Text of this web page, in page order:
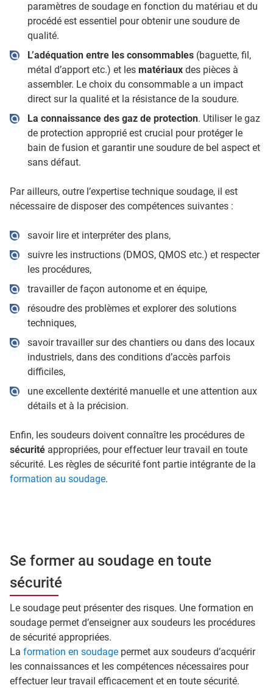
paramètres de soudage en fonction du matériau et du
procédé est essentiel pour obtenir une soudure de
qualité.
L’adéquation entre les consommables(baguette, fil,
métal d’apport etc.) et les matériaux des pièces à
assembler. Le choix du consommable a un impact
direct sur la qualité et la résistance de la soudure.
La connaissance des gaz de protection. Utiliser le gaz
de protection approprié est crucial pour protéger le
bain de fusion et garantir une soudure de bel aspect et
sans défaut.
Par ailleurs, outre l’expertise technique soudage, il est
nécessaire de disposer des compétences suivantes :
savoir lire et interpréter des plans,
suivre les instructions (DMOS, QMOS etc.) et respecter
les procédures,
travailler de façon autonome et en équipe,
résoudre des problèmes et explorer des solutions
techniques,
savoir travailler sur des chantiers ou dans des locaux
industriels, dans des conditions d’accès parfois
difficiles,
une excellente dextérité manuelle et une attention aux
détails et à la précision.
Enfin, les soudeurs doivent connaître les procédures de
sécurité appropriées, pour effectuer leur travail en toute
sécurité. Les règles de sécurité font partie intégrante de la
formation au soudage.
Se former au soudage en toute
sécurité
Le soudage peut présenter des risques. Une formation en
soudage permet d’enseigner aux soudeurs les procédures
de sécurité appropriées.
La formation en soudage permet aux soudeurs d’acquérir
les connaissances et les compétences nécessaires pour
effectuer leur travail efficacement et en toute sécurité.